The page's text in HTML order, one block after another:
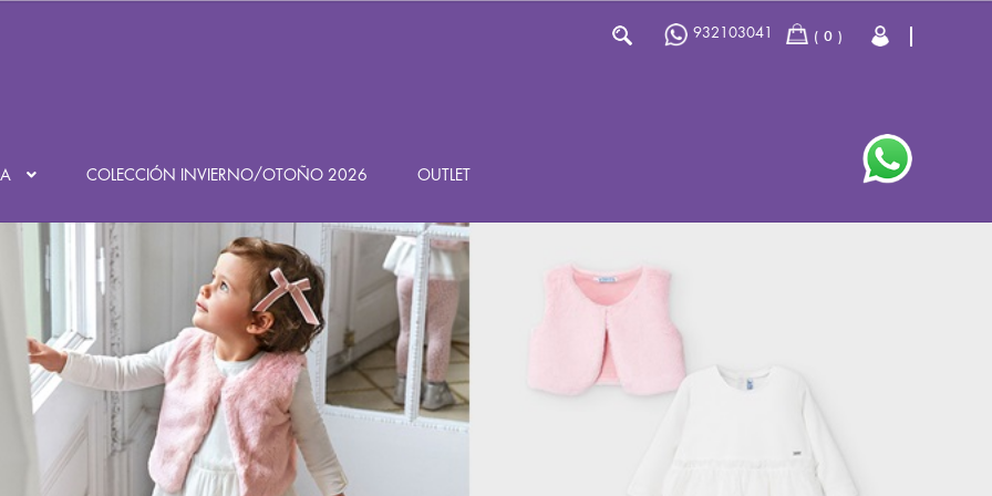
COLECCIÓN INVIERNO/OTOÑO 2026 OUTLET
932103041 0